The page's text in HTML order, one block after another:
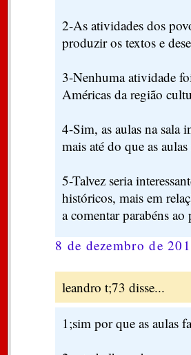
2-As atividades dos
produzir os textos e
3-Nenhuma atividade
Américas da região
4-Sim, as aulas na sala
mais até do que as aulas
5-Talvez seria
históricos, mais em
a comentar parabéns ao
8 de dezembro de
leandro t;73 disse...
1;sim por que as aulas